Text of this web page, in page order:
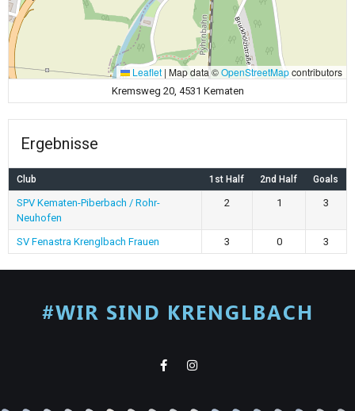
Leaflet | Map data ©OpenStreetMapcontributors
Kremsweg 20, 4531 Kematen
Ergebnisse
Club 1st Half 2nd Half Goals
SPV Kematen-Piberbach / Rohr-
Neuhofen
2 1 3
SV Fenastra Krenglbach Frauen 3 0 3
#WIR SIND KRENGLBACH